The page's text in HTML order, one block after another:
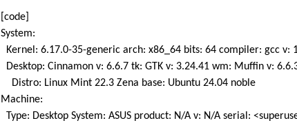
[code]
System:
Kernel: 6.17.0-35-generic arch: x86_64 bits: 64 compiler: gcc v:
Desktop: Cinnamon v: 6.6.7 tk: GTK v: 3.24.41 wm: Muffin v:
Distro: Linux Mint 22.3 Zena base: Ubuntu 24.04 noble
Machine:
Type: Desktop System: ASUS product: N/A v: N/A serial: